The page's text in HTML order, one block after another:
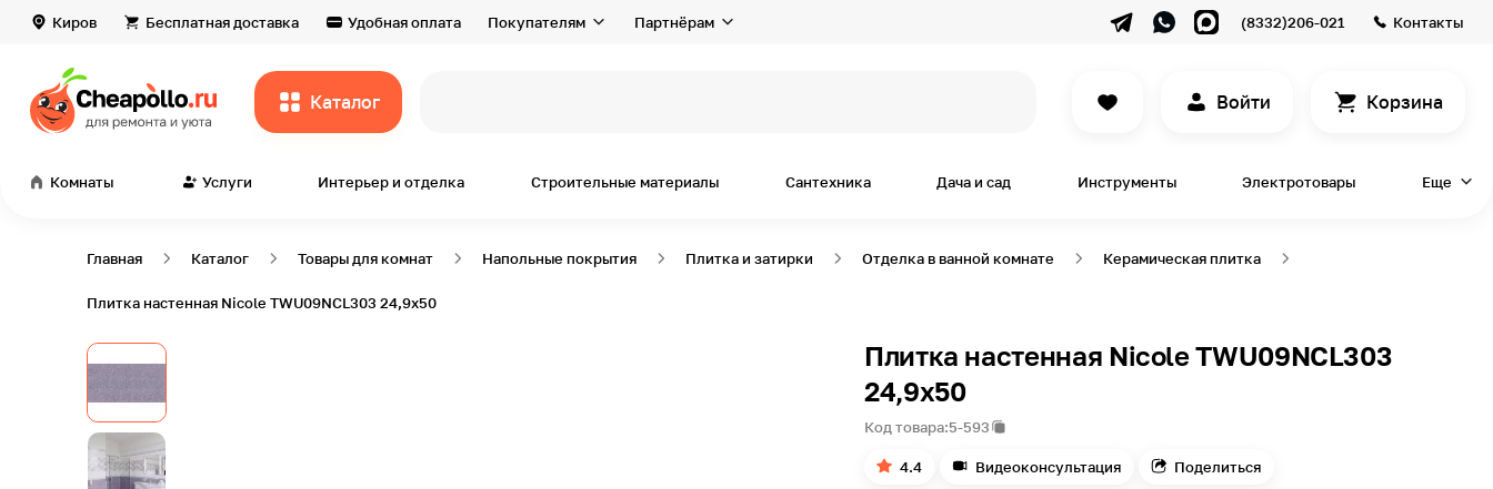
Киров Бесплатная доставка Удобная оплата Покупателям Партнёрам (8332)206-021 Контакты
Каталог Войти Корзина
Комнаты Услуги Интерьер и отделка Строительные материалы Сантехника Дача и сад Инструменты Электротовары Еще
Главная Каталог Товары для комнат Напольные покрытия Плитка и затирки Отделка в ванной комнате Керамическая плитка
Плитка настенная Nicole TWU09NCL303 24,9х50
Плитка настенная Nicole TWU09NCL303
24,9х50
Код товара:5-593
4.4 Видеоконсультация Поделиться